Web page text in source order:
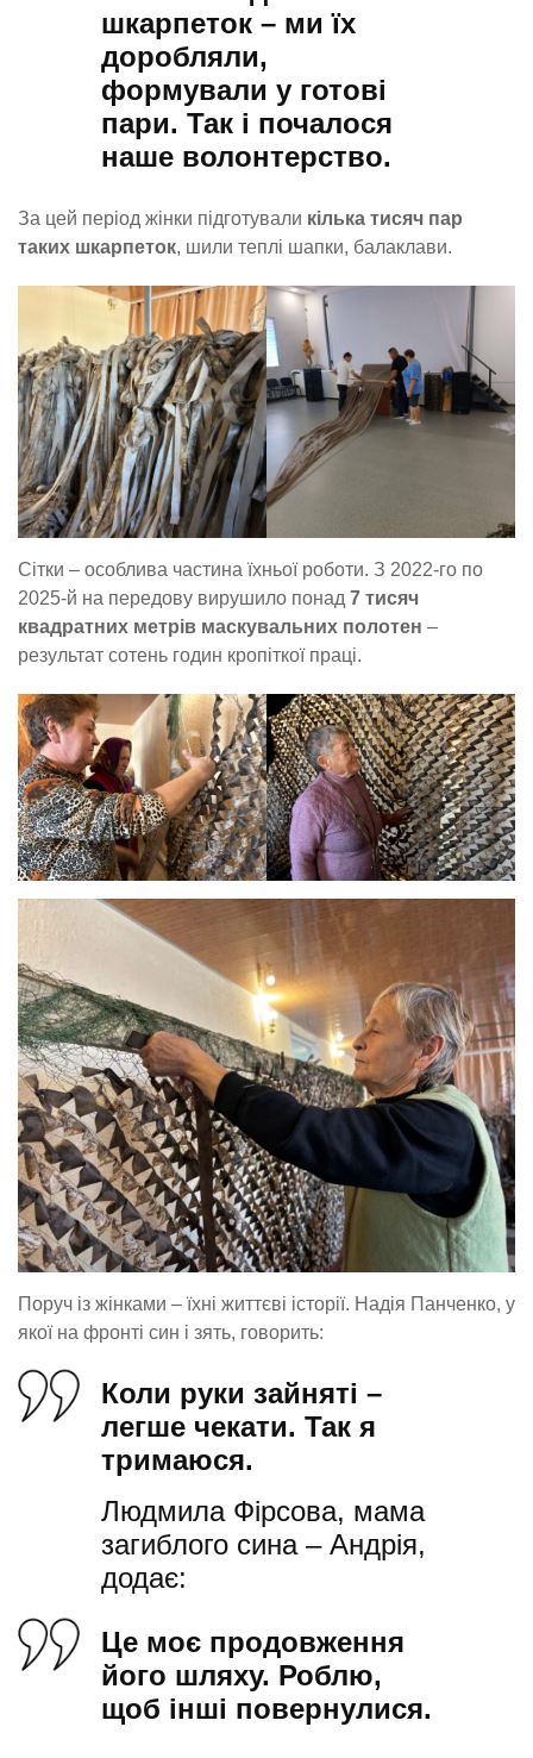
шкарпеток – ми їх
доробляли,
формували у готові
пари. Так і почалося
наше волонтерство.
За цей період жінки підготували кілька тисяч пар
таких шкарпеток, шили теплі шапки, балаклави.
Сітки – особлива частина їхньої роботи. З 2022-го по
2025-й на передову вирушило понад 7 тисяч
квадратних метрів маскувальних полотен –
результат сотень годин кропіткої праці.
Поруч із жінками – їхні життєві історії. Надія Панченко, у
якої на фронті син і зять, говорить:
Коли руки зайняті –
легше чекати. Так я
тримаюся.
Людмила Фірсова, мама
загиблого сина – Андрія,
додає:
Це моє продовження
його шляху. Роблю,
щоб інші повернулися.